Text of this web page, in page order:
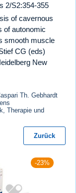
2/S2:354-355
of cavernous
of autonomic
smooth muscle
CG (eds)
New
Th. Gebhardt
Therapie und
Zurück
-23%